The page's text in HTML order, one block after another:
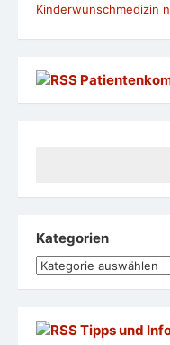
Kinderwunschmedizin
Kategorien
Kategorien
Tipps und